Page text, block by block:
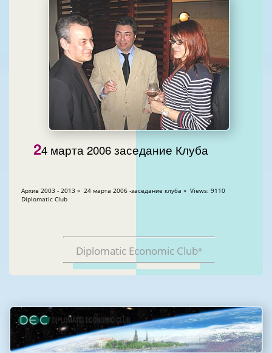
2 4 марта 2006 заседание Клуба
Aрхив 2003 - 2013 » 24 марта 2006 -заседание клуба » Views: 9110
Diplomatic Club
Diplomatic Economic Club®